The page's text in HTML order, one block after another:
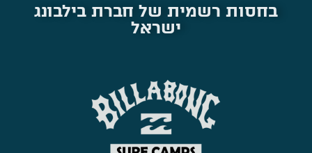
בחסות רשמית של חברת בילבונג
ישראל